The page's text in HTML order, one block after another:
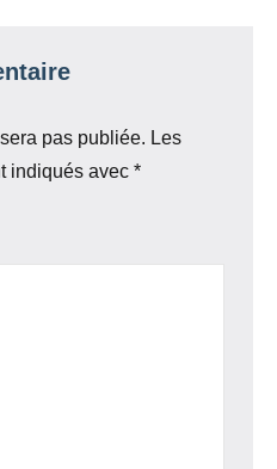
pas publiée. Les
indiqués avec *